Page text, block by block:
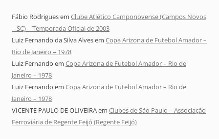
Fábio Rodriguesem Clube Atlético Camponovense (Campos Novos
– SC) – Temporada Oficial de 2003
Luiz Fernando da Silva Alvesem Copa Arizona de Futebol Amador –
Rio de Janeiro – 1978
Luiz Fernando em Copa Arizona de Futebol Amador – Rio de
Janeiro – 1978
Luiz Fernando em Copa Arizona de Futebol Amador – Rio de
Janeiro – 1978
VICENTE PAULO DE OLIVEIRAem Clubes de São Paulo – Associação
Ferroviária de Regente Feijó (Regente Feijó)